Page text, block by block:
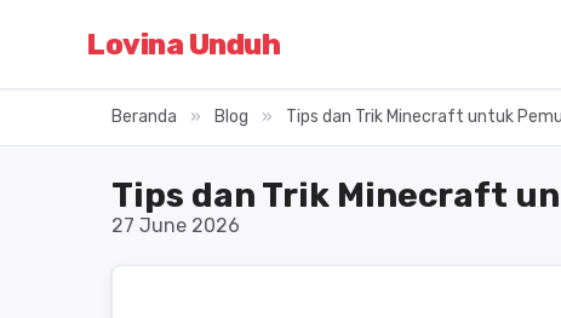
Lovina Unduh
Beranda » Blog » Tips dan Trik Minecraft untuk
Tips dan Trik Minecraft
27 June 2026